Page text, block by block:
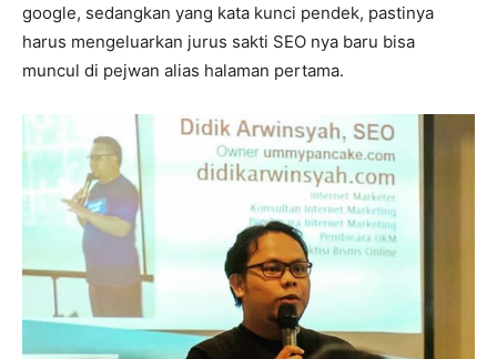
google, sedangkan yang kata kunci pendek, pastinya
harus mengeluarkan jurus sakti SEO nya baru bisa
muncul di pejwan alias halaman pertama.